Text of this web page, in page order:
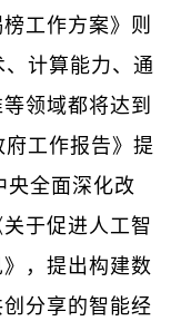
工作方案》则
计算能力、通
领域都将达到
工作报告》提
央全面深化改
于促进人工智
，提出构建数
分享的智能经